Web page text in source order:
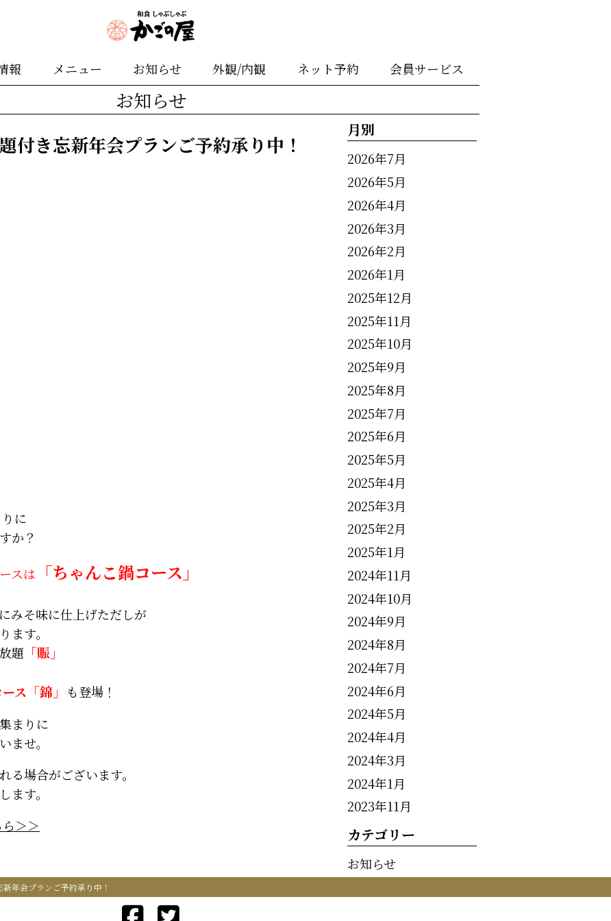
報 メニュー お知らせ 外観/内観 ネット予約 会員サービス
お知らせ
付き忘新年会プランご予約承り中！
に
か？
スは 「ちゃんこ鍋コース」
みそ味に仕上げただしが
ます。
題 「賑」
ス 「錦」 も登場！
まりに
ませ。
る場合がございます。
ます。
＞＞
月別
2026年7月
2026年5月
2026年4月
2026年3月
2026年2月
2026年1月
2025年12月
2025年11月
2025年10月
2025年9月
2025年8月
2025年7月
2025年6月
2025年5月
2025年4月
2025年3月
2025年2月
2025年1月
2024年11月
2024年10月
2024年9月
2024年8月
2024年7月
2024年6月
2024年5月
2024年4月
2024年3月
2024年1月
2023年11月
カテゴリー
お知らせ
年会プランご予約承り中！